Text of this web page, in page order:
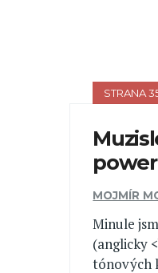
STRANA
MOJMÍR
Minule
(anglicky
tónových